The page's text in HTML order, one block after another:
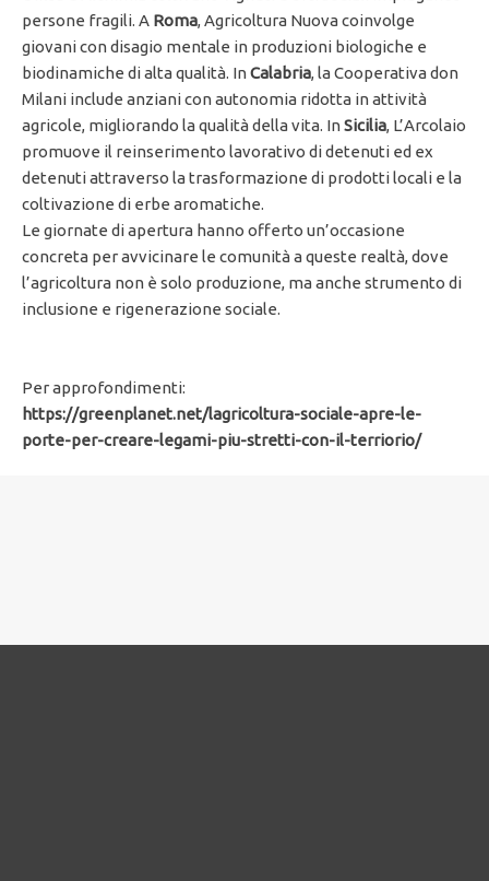
persone fragili. A Roma, Agricoltura Nuova coinvolge
giovani con disagio mentale in produzioni biologiche e
biodinamiche di alta qualità. InCalabria, la Cooperativa don
Milani include anziani con autonomia ridotta in attività
agricole, migliorando la qualità della vita. InSicilia, L’Arcolaio
promuove il reinserimento lavorativo di detenuti ed ex
detenuti attraverso la trasformazione di prodotti locali e la
coltivazione di erbe aromatiche.
Le giornate di apertura hanno offerto un’occasione
concreta per avvicinare le comunità a queste realtà, dove
l’agricoltura non è solo produzione, ma anche strumento di
inclusione e rigenerazione sociale.
Per approfondimenti:
https://greenplanet.net/lagricoltura-sociale-apre-le-
porte-per-creare-legami-piu-stretti-con-il-terriorio/